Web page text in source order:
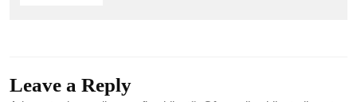
Leave a Reply